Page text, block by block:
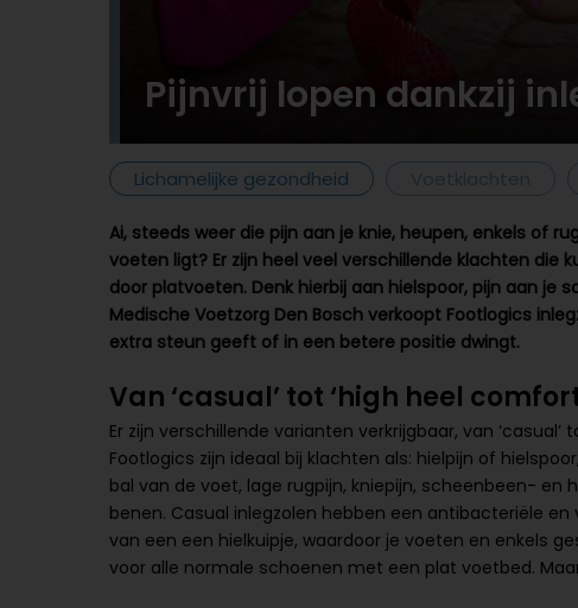
Pijnvrij lopen dankzij
Lichamelijke gezondheid
Ai, steeds weer die pijn aan je knie, heupen, enkels of
voeten ligt? Er zijn heel veel verschillende klachten
door platvoeten. Denk hierbij aan hielspoor, pijn aan je
Medische Voetzorg Den Bosch verkoopt Footlogics
extra steun geeft of in een betere positie dwingt.
Van ‘casual’ tot ‘high heel
Er zijn verschillende varianten verkrijgbaar, van
Footlogics zijn ideaal bij klachten als: hielpijn of
bal van de voet, lage rugpijn, kniepijn, scheenbeen- en
benen. Casual inlegzolen hebben een antibacteriële
van een een hielkuipje, waardoor je voeten en enkels
voor alle normale schoenen met een plat voetbed.